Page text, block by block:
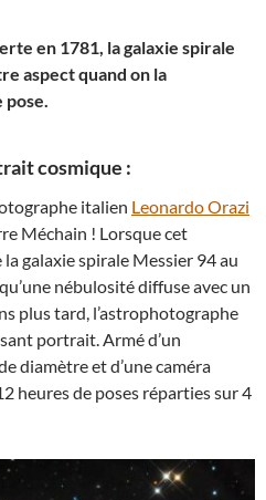
en 1781, la galaxie spirale
aspect quand on la
pose.
cosmique :
italien Leonardo Orazi
Méchain ! Lorsque cet
galaxie spirale Messier 94 au
nébulosité diffuse avec un
plus tard, l’astrophotographe
portrait. Armé d’un
diamètre et d’une caméra
heures de poses réparties sur 4